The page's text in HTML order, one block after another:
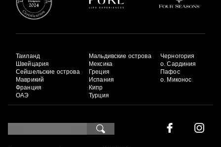
Таиланд
Швейцария
Сейшельские острова
Маврикий
Франция
ОАЭ
Мальдивские острова
Мексика
Греция
Испания
Кипр
Турция
Черногория
о. Сардиния
Пафос
о. Миконос